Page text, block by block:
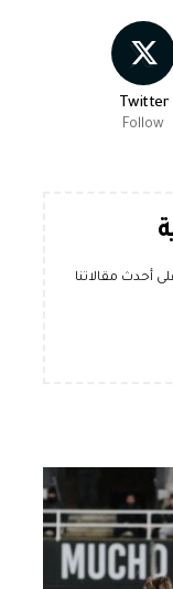
Twitter
Follow
أحدث مقالاتنا